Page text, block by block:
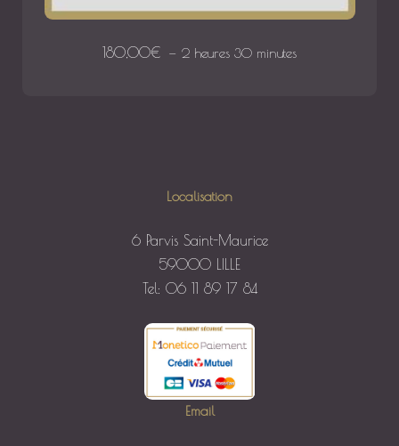
180,00€ 2 heures 30 minutes
Localisation
6 Parvis Saint-Maurice
59000 LILLE
Tel: 06 11 89 17 84
Email